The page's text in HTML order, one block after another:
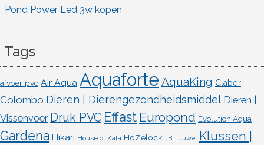
Pond Power Led 3w kopen
Tags
afvoer pvc Air Aqua Aquaforte AquaKing Claber
Colombo Dieren | Dierengezondheidsmiddel Dieren |
Vissenvoer Druk PVC Effast Europond Evolution Aqua
Gardena Hikari House of Kata HoZelock JBL Juwel Klussen |